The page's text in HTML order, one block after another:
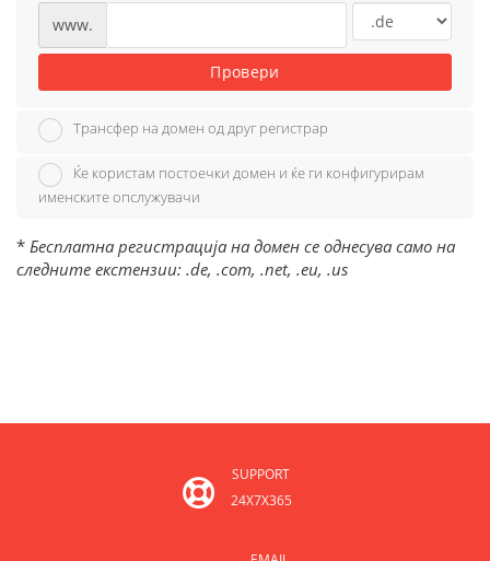
www.
Провери
Трансфер на домен од друг регистрар
Ќе користам постоечки домен и ќе ги конфигурирам
именските опслужувачи
* Бесплатна регистрација на домен се однесува само на
следните екстензии: .de, .com, .net, .eu, .us
SUPPORT
24X7X365